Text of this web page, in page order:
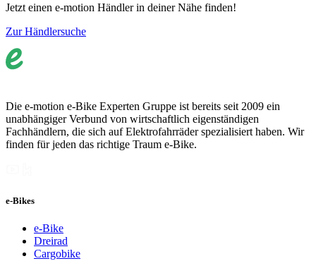
Jetzt einen e-motion Händler in deiner Nähe finden!
Zur Händlersuche
Die e-motion e-Bike Experten Gruppe ist bereits seit 2009 ein
unabhängiger Verbund von wirtschaftlich eigenständigen
Fachhändlern, die sich auf Elektrofahrräder spezialisiert haben. Wir
finden für jeden das richtige Traum e-Bike.
e-Bikes
e-Bike
Dreirad
Cargobike